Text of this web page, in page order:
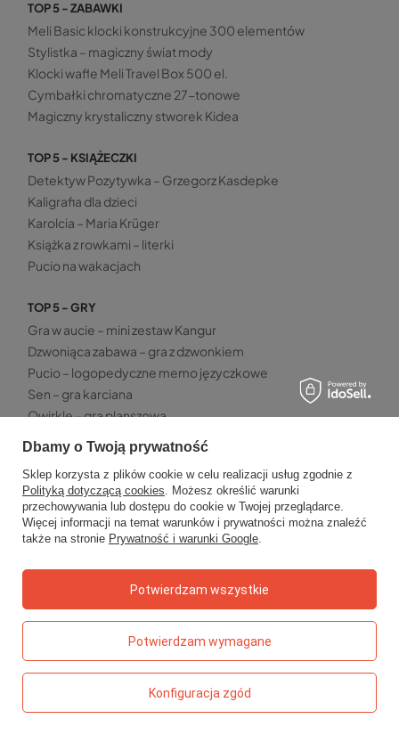
TOP 5 - ZABAWKI
Meli Basic klocki konstrukcyjne 300 elementów
Stylistka – magiczny świat mody
Klocki wafle Meli Travel Box 500 el.
Cymbałki chromatyczne 27-tonowe
Magiczny krystaliczny stworek Kidea
TOP 5 - KSIĄŻECZKI
Detektyw Pozytywka – Grzegorz Kasdepke
Kaligrafia dla dzieci
Karolcia – Maria Krüger
Książka z rowkami – literki
Pucio na wakacjach
TOP 5 - GRY
Gra w aucie – mini zestaw Kangur
Dzwoniąca zabawa – gra z dzwonkiem
Pucio – logopedyczne memo języczkowe
Sen – gra karciana
Qwirkle – gra planszowa
TOP5 - PRZEKĄSKI
Chrupki malinowe Otolandia
Truskawki liofilizowane Kresto
Paski owocowe Bob Snail
Kaszka jaglana Helpa
TOP 5 - WYPRAWKA SZKOLNA
Klej w sztyfcie Magic
Kreda chodnikowa neonowa Kidea
Ołówki do nauki pisania Bambino
Długopis szpiegowski Kidea
Dbamy o Twoją prywatność
Sklep korzysta z plików cookie w celu realizacji usług zgodnie z
Polityką dotyczącą cookies. Możesz określić warunki
przechowywania lub dostępu do cookie w Twojej przeglądarce.
Więcej informacji na temat warunków i prywatności można znaleźć
także na stronie Prywatność i warunki Google.
Potwierdzam wymagane
Konfiguracja zgód
Potwierdzam wszystkie